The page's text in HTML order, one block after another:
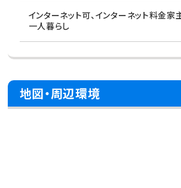
インターネット可、インターネット料金家
一人暮らし
地図・周辺環境